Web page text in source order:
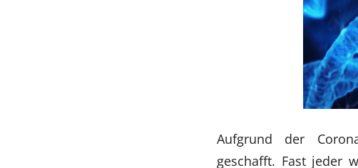
Aufgrund der
geschafft. Fast jeder